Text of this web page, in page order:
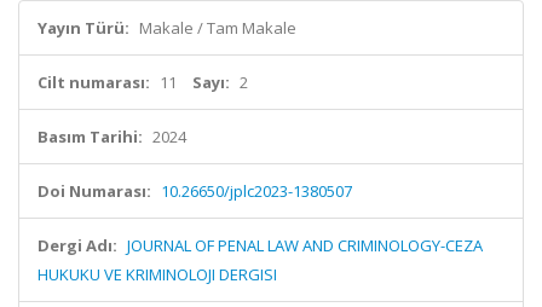
Yayın Türü: Makale / Tam Makale
Cilt numarası: 11 Sayı: 2
Basım Tarihi: 2024
Doi Numarası: 10.26650/jplc2023-1380507
Dergi Adı: JOURNAL OF PENAL LAW AND CRIMINOLOGY-CEZA
HUKUKU VE KRIMINOLOJI DERGISI